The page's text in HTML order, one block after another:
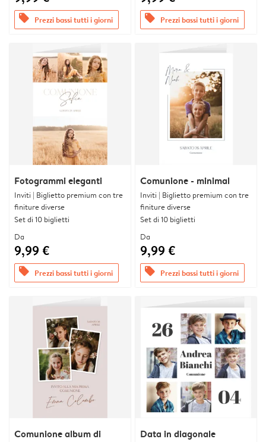
offers Prezzi bassi tutti i giorni offers Prezzi bassi tutti i giorni
Fotogrammi eleganti
Inviti | Biglietto premium con tre
finiture diverse
Set di 10 biglietti
Da
9,99 €
offers Prezzi bassi tutti i giorni
Comunione - minimal
Inviti | Biglietto premium con tre
finiture diverse
Set di 10 biglietti
Da
9,99 €
offers Prezzi bassi tutti i giorni
Comunione album di
Data in diagonale